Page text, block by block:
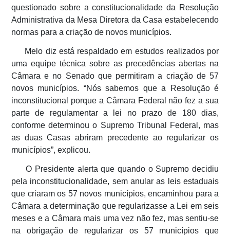
questionado sobre a constitucionalidade da Resolução
Administrativa da Mesa Diretora da Casa estabelecendo
normas para a criação de novos municípios.
Melo diz está respaldado em estudos realizados por
uma equipe técnica sobre as precedências abertas na
Câmara e no Senado que permitiram a criação de 57
novos municípios. “Nós sabemos que a Resolução é
inconstitucional porque a Câmara Federal não fez a sua
parte de regulamentar a lei no prazo de 180 dias,
conforme determinou o Supremo Tribunal Federal, mas
as duas Casas abriram precedente ao regularizar os
municípios”, explicou.
O Presidente alerta que quando o Supremo decidiu
pela inconstitucionalidade, sem anular as leis estaduais
que criaram os 57 novos municípios, encaminhou para a
Câmara a determinação que regularizasse a Lei em seis
meses e a Câmara mais uma vez não fez, mas sentiu-se
na obrigação de regularizar os 57 municípios que